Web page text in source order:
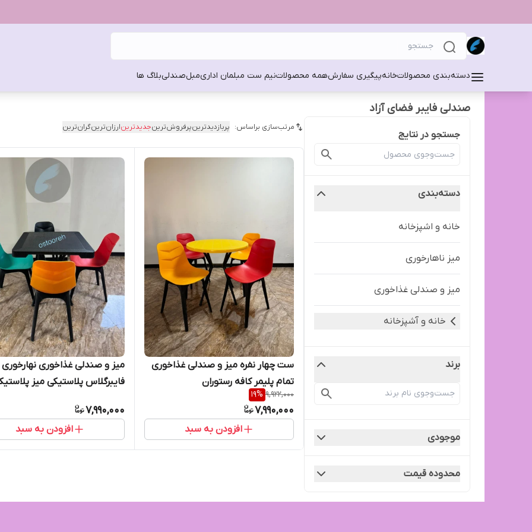
دسته‌بندی محصولاتخانهپیگیری سفارشهمه محصولاتنیم ست مبلمان اداریمبلصندلیبلاگ ها
صندلی فایبر فضای آزاد
جستجو در نتایج
دسته‌بندی
خانه و اشپزخانه
میز ناهارخوری
میز و صندلی غذاخوری
خانه و آشپزخانه
برند
موجودی
محدوده قیمت
مرتب‌سازی براساس: پربازدیدترینپرفروش‌ترینجدیدترینارزان‌ترینگران‌ترین
ست چهار نفره میز و صندلی غذاخوری
تمام پلیمر کافه رستوران
9,922,000
19%
7,990,000
افزودن به سبد
میز و صندلی غذاخوری نهارخوری
فایبرگلاس پلاستیکی میز
7,990,000
افزودن به سبد